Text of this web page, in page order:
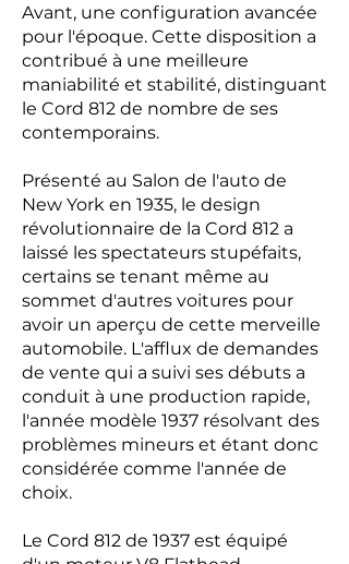
Avant, une configuration avancée
pour l'époque. Cette disposition a
contribué à une meilleure
maniabilité et stabilité, distinguant
le Cord 812 de nombre de ses
contemporains.
Présenté au Salon de l'auto de
New York en 1935, le design
révolutionnaire de la Cord 812 a
laissé les spectateurs stupéfaits,
certains se tenant même au
sommet d'autres voitures pour
avoir un aperçu de cette merveille
automobile. L'afflux de demandes
de vente qui a suivi ses débuts a
conduit à une production rapide,
l'année modèle 1937 résolvant des
problèmes mineurs et étant donc
considérée comme l'année de
choix.
Le Cord 812 de 1937 est équipé